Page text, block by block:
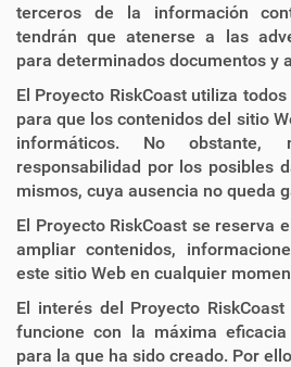
terceros de la información
tendrán que atenerse a las
para determinados documentos y
El Proyecto RiskCoast utiliza
para que los contenidos del sitio
informáticos. No obstante,
responsabilidad por los posibles
mismos, cuya ausencia no queda
El Proyecto RiskCoast se reserva
ampliar contenidos,
este sitio Web en cualquier
El interés del Proyecto
funcione con la máxima
para la que ha sido creado. Por